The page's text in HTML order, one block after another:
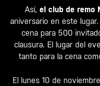
Así, el club de remo
aniversario en este
cena para 500
clausura. El lugar del
tanto para la cena
El lunes 10 de